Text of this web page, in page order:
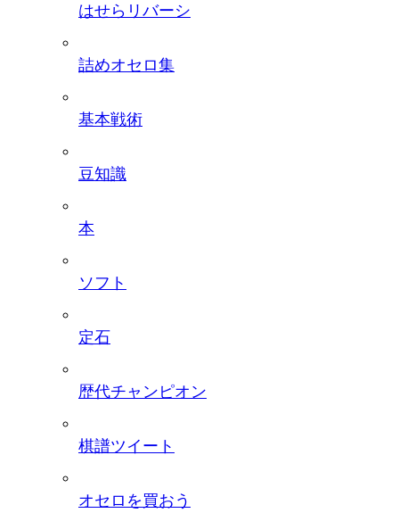
はせらリバーシ
詰めオセロ集
基本戦術
豆知識
本
ソフト
定石
歴代チャンピオン
棋譜ツイート
オセロを買おう